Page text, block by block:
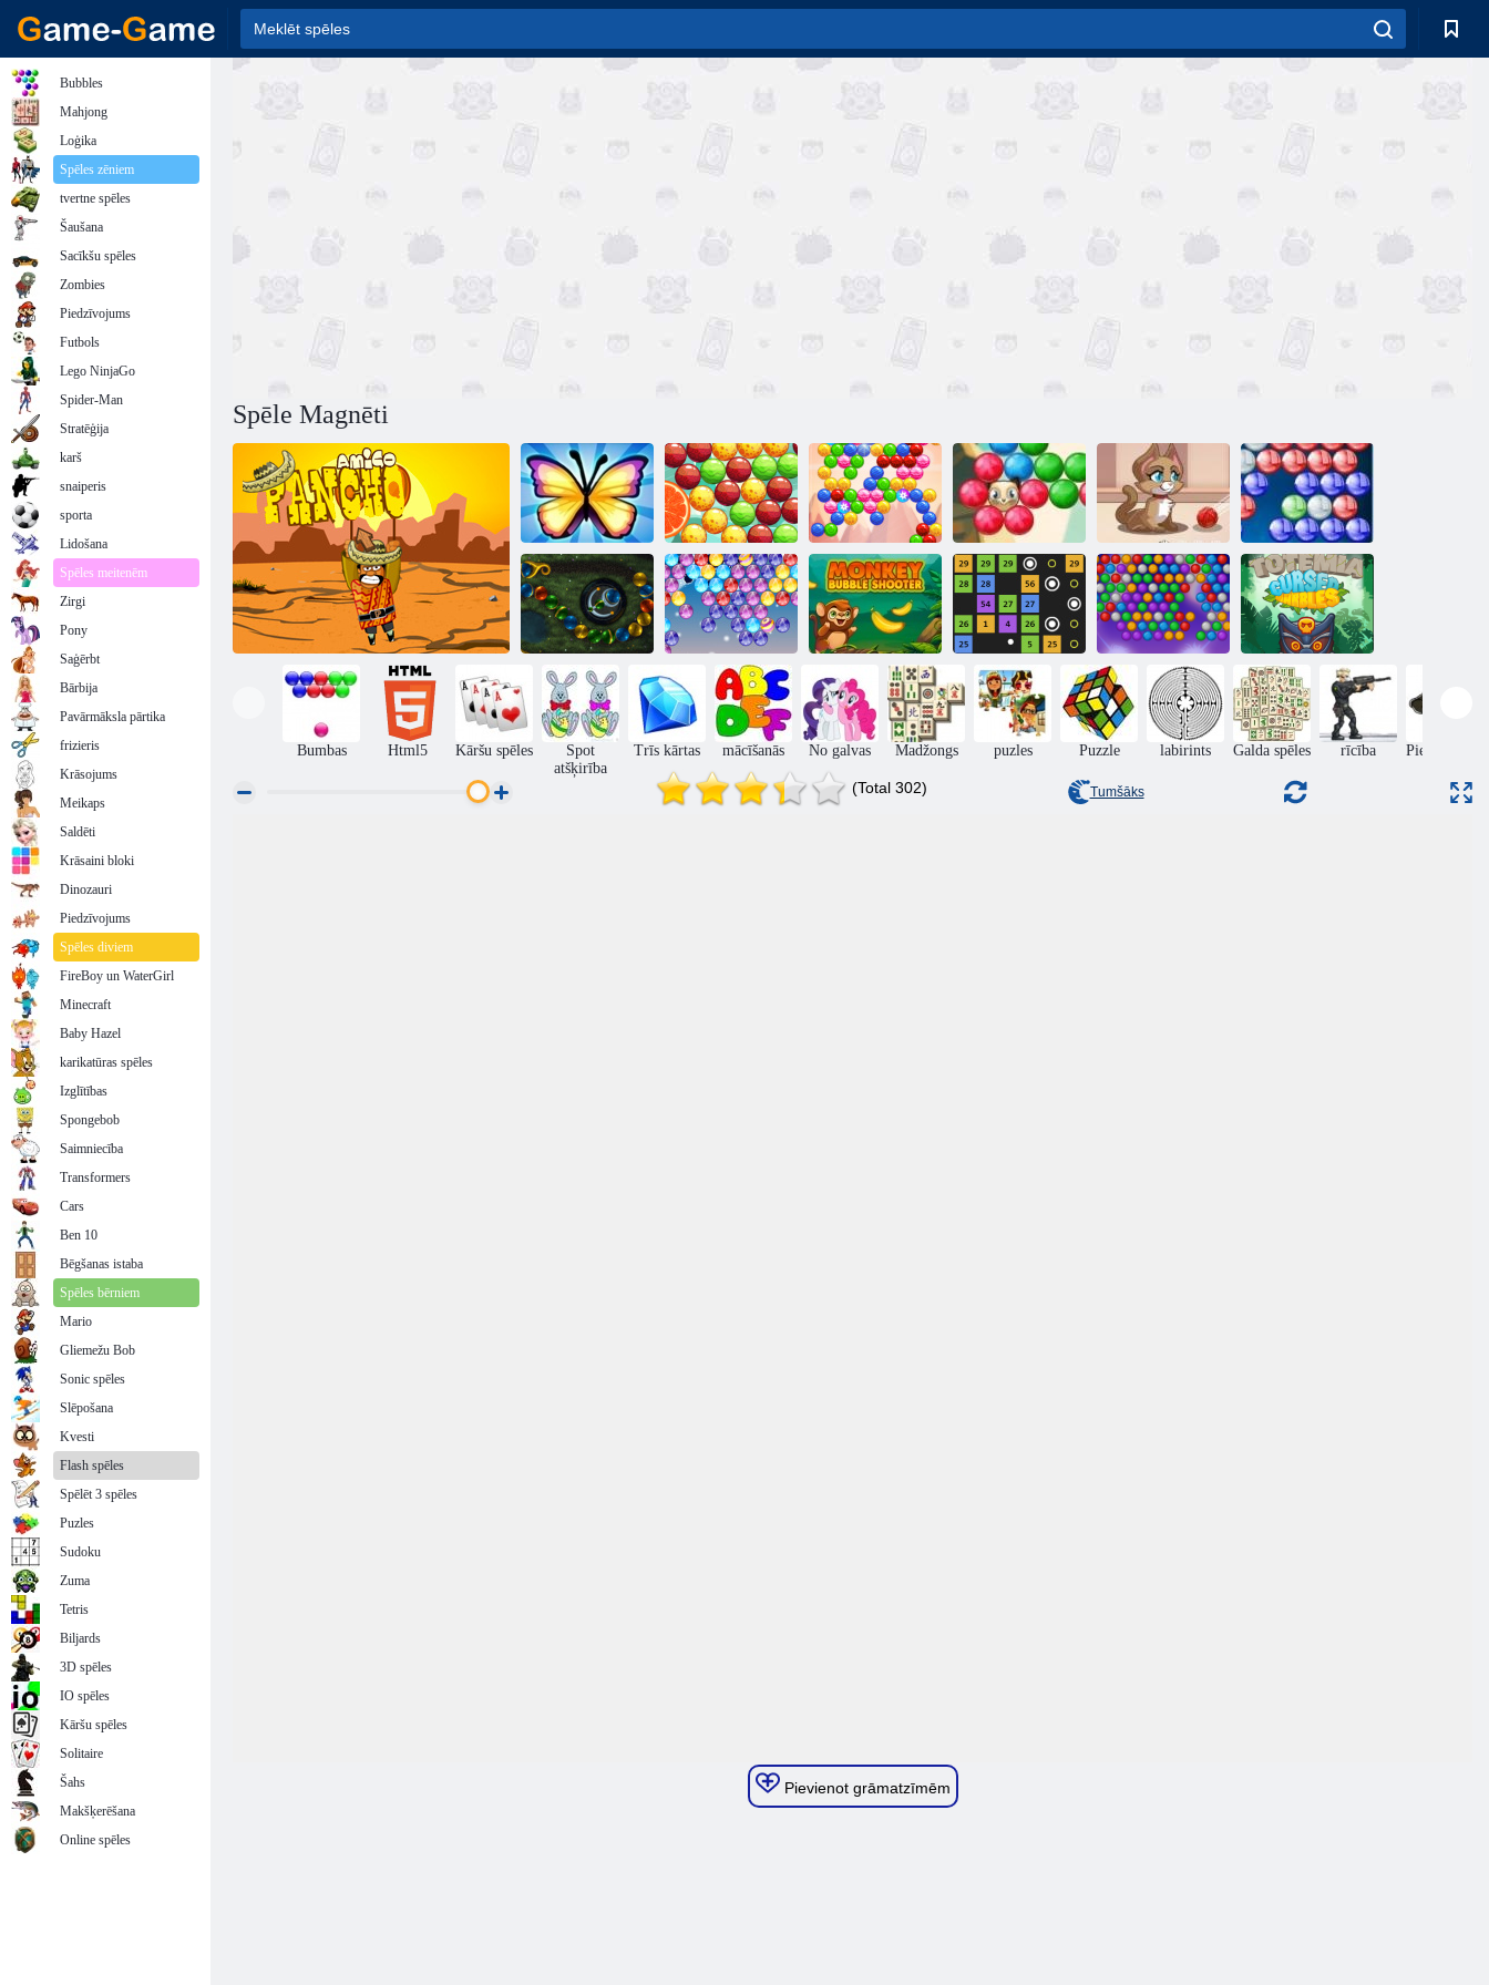
Spēle Magnēti
Glābšanas
tauriņš
Burbuļu
popstāsts
Burbuļa gars
Burbuļu šāvēja
sāga 2
Kaķēnu burbuļi
Burbuļu šāvējs
HD
Dzirkste 2
Ziemassvētku
burbuļi
Pērtiķu burbuļu
šāvējs
Ballz tiešsaistē
Burbuļa
trāpījums
Totemija:
nolādēts
marmors
Bumbas Html5 Kāršu spēles
Spot
atšķirība
Trīs kārtas mācīšanās No galvas Madžongs puzles Puzzle labirints Galda spēles rīcība Piedzīvojumi
(Total 302) Tumšāks
Pievienot grāmatzīmēm
Bubbles
Mahjong
Loģika
Spēles zēniem
tvertne spēles
Šaušana
Sacīkšu spēles
Zombies
Piedzīvojums
Futbols
Lego NinjaGo
Spider-Man
Stratēģija
karš
snaiperis
sporta
Lidošana
Spēles meitenēm
Zirgi
Pony
Saģērbt
Bārbija
Pavārmāksla pārtika
frizieris
Krāsojums
Meikaps
Saldēti
Krāsaini bloki
Dinozauri
Piedzīvojums
Spēles diviem
FireBoy un WaterGirl
Minecraft
Baby Hazel
karikatūras spēles
Izglītības
Spongebob
Saimniecība
Transformers
Cars
Ben 10
Bēgšanas istaba
Spēles bērniem
Mario
Gliemežu Bob
Sonic spēles
Slēpošana
Kvesti
Flash spēles
Spēlēt 3 spēles
Puzles
Sudoku
Zuma
Tetris
Biljards
3D spēles
IO spēles
Kāršu spēles
Solitaire
Šahs
Makšķerēšana
Online spēles